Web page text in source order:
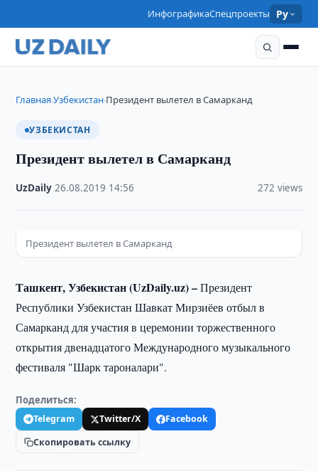
ИнфографикаСпецпроекты Ру
Главная›Узбекистан›Президент вылетел в Самарканд
УЗБЕКИСТАН
Президент вылетел в Самарканд
UzDaily ·26.08.2019 14:56 272 views
Президент вылетел в Самарканд
Ташкент, Узбекистан (UzDaily.uz) –Президент
Республики Узбекистан Шавкат Мирзиёев отбыл в
Самарканд для участия в церемонии торжественного
открытия двенадцатого Международного музыкального
фестиваля "Шарк тароналари".
Поделиться:
Telegram Twitter/X
Facebook
Скопировать ссылку